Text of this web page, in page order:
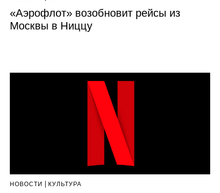
«Аэрофлот» возобновит рейсы из
Москвы в Ниццу
НОВОСТИ КУЛЬТУРА